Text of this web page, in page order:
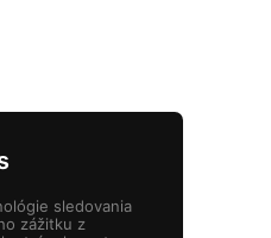
sledovania
zážitku z